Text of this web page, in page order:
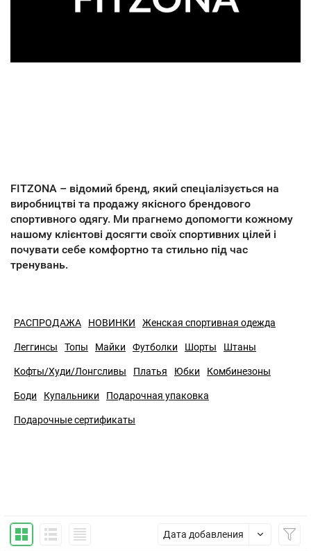
FITZONA – відомий бренд, який спеціалізується на
виробництві та продажу якісного брендового
спортивного одягу. Ми прагнемо допомогти кожному
нашому клієнтові досягти своїх спортивних цілей і
почувати себе комфортно та стильно під час
тренувань.
РАСПРОДАЖА НОВИНКИ Женская спортивная одежда
Леггинсы Топы Майки Футболки Шорты Штаны
Кофты/Худи/Лонгсливы Платья Юбки Комбинезоны
Боди Купальники Подарочная упаковка
Подарочные сертификаты
Дата добавления